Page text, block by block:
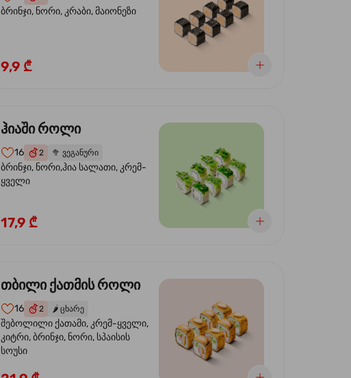
ბრინჯი, ნორი, კრაბი, მაიონეზი
9,9 ₾
ჰიაში როლი
16 2 🥦 ვეგანური
ბრინჯი, ნორი,ჰია სალათი, კრემ-
ყველი
17,9 ₾
თბილი ქათმის როლი
16 2 🌶️ ცხარე
შებოლილი ქათამი, კრემ-ყველი,
კიტრი, ბრინჯი, ნორი, სპაისის
სოუსი